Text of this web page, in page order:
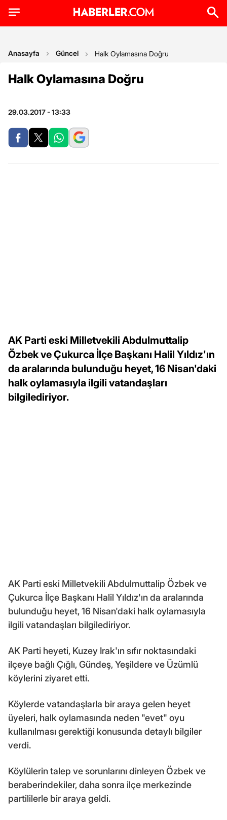
Anasayfa Güncel Halk Oylamasına Doğru
Halk Oylamasına Doğru
29.03.2017 - 13:33
AK Parti eski Milletvekili Abdulmuttalip
Özbek ve Çukurca İlçe Başkanı Halil Yıldız'ın
da aralarında bulunduğu heyet, 16 Nisan'daki
halk oylamasıyla ilgili vatandaşları
bilgilediriyor.
AK Parti eski Milletvekili Abdulmuttalip Özbek ve
Çukurca İlçe Başkanı Halil Yıldız'ın da aralarında
bulunduğu heyet, 16 Nisan'daki halk oylamasıyla
ilgili vatandaşları bilgilediriyor.
AK Parti heyeti, Kuzey Irak'ın sıfır noktasındaki
ilçeye bağlı Çığlı, Gündeş, Yeşildere ve Üzümlü
köylerini ziyaret etti.
Köylerde vatandaşlarla bir araya gelen heyet
üyeleri, halk oylamasında neden "evet" oyu
kullanılması gerektiği konusunda detaylı bilgiler
verdi.
Köylülerin talep ve sorunlarını dinleyen Özbek ve
beraberindekiler, daha sonra ilçe merkezinde
partililerle bir araya geldi.